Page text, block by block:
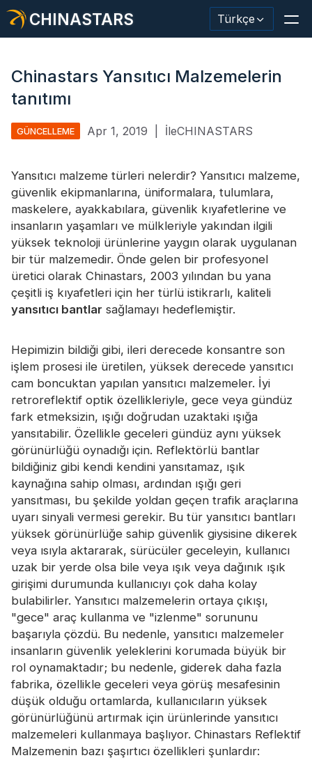
CHINASTARS Türkçe
Güvenlik Kıyafetleri
Karanlıkta Parlayan Malzeme
Endüstriyel Yıkama Trimi
CHINASTARS Hakkında
Yeni ürün
Katalog
Video
Temas etmek
Chinastars Yansıtıcı Malzemelerin
tanıtımı
GÜNCELLEME Apr 1, 2019 İleCHINASTARS
Yansıtıcı malzeme türleri nelerdir? Yansıtıcı malzeme,
güvenlik ekipmanlarına, üniformalara, tulumlara,
maskelere, ayakkabılara, güvenlik kıyafetlerine ve
insanların yaşamları ve mülkleriyle yakından ilgili
yüksek teknoloji ürünlerine yaygın olarak uygulanan
bir tür malzemedir. Önde gelen bir profesyonel
üretici olarak Chinastars, 2003 yılından bu yana
çeşitli iş kıyafetleri için her türlü istikrarlı, kaliteli
yansıtıcı bantlar sağlamayı hedeflemiştir.
Hepimizin bildiği gibi, ileri derecede konsantre son
işlem prosesi ile üretilen, yüksek derecede yansıtıcı
cam boncuktan yapılan yansıtıcı malzemeler. İyi
retroreflektif optik özellikleriyle, gece veya gündüz
fark etmeksizin, ışığı doğrudan uzaktaki ışığa
yansıtabilir. Özellikle geceleri gündüz aynı yüksek
görünürlüğü oynadığı için. Reflektörlü bantlar
bildiğiniz gibi kendi kendini yansıtamaz, ışık
kaynağına sahip olması, ardından ışığı geri
yansıtması, bu şekilde yoldan geçen trafik araçlarına
uyarı sinyali vermesi gerekir. Bu tür yansıtıcı bantları
yüksek görünürlüğe sahip güvenlik giysisine dikerek
veya ısıyla aktararak, sürücüler geceleyin, kullanıcı
uzak bir yerde olsa bile veya ışık veya dağınık ışık
girişimi durumunda kullanıcıyı çok daha kolay
bulabilirler. Yansıtıcı malzemelerin ortaya çıkışı,
"gece" araç kullanma ve "izlenme" sorununu
başarıyla çözdü. Bu nedenle, yansıtıcı malzemeler
insanların güvenlik yeleklerini korumada büyük bir
rol oynamaktadır; bu nedenle, giderek daha fazla
fabrika, özellikle geceleri veya görüş mesafesinin
düşük olduğu ortamlarda, kullanıcıların yüksek
görünürlüğünü artırmak için ürünlerinde yansıtıcı
malzemeleri kullanmaya başlıyor. Chinastars Reflektif
Malzemenin bazı şaşırtıcı özellikleri şunlardır: